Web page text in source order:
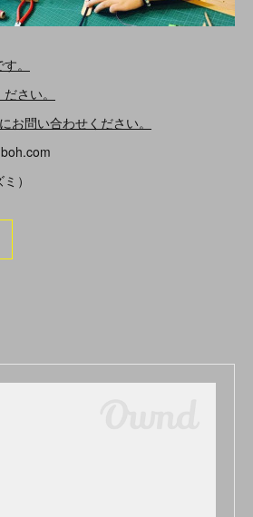
。
さい。
お問い合わせください。
）